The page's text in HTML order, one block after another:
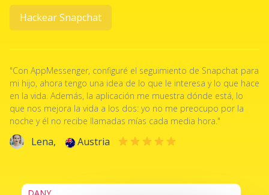
Hackear Snapchat
"Con AppMessenger, configuré el seguimiento de Snapchat para
mi hijo, ahora tengo una idea de lo que le interesa y lo que hace
en la vida. Además, la aplicación me muestra dónde está, lo
que nos mejora la vida a los dos: yo no me preocupo por la
noche y él no recibe llamadas mías cada media hora."
Lena, Austria